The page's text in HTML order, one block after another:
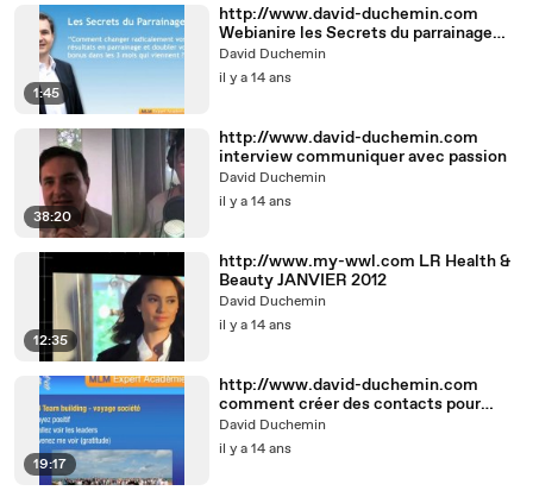
1:45
http://www.david-duchemin.com
Webianire les Secrets du parrainage
MLM
David Duchemin
il y a 14 ans
38:20
http://www.david-duchemin.com
interview communiquer avec passion
David Duchemin
il y a 14 ans
12:35
http://www.my-wwl.com LR Health &
Beauty JANVIER 2012
David Duchemin
il y a 14 ans
19:17
http://www.david-duchemin.com
comment créer des contacts pour
votre MLM en vacances ?
David Duchemin
il y a 14 ans